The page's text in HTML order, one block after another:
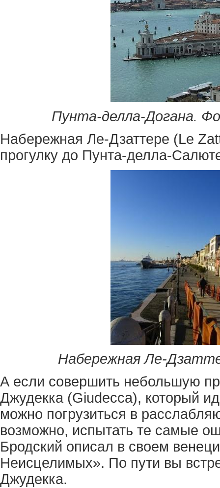
Пунта-делла-Догана.
Набережная Ле-Дзаттере (Le
прогулку до Пунта-делла-
Набережная Ле-
А если совершить небольшую
Джудекка (Giudecca), который
можно погрузиться в
возможно, испытать те самые
Бродский описал в своем
Неисцелимых». По пути вы
Джудекка.